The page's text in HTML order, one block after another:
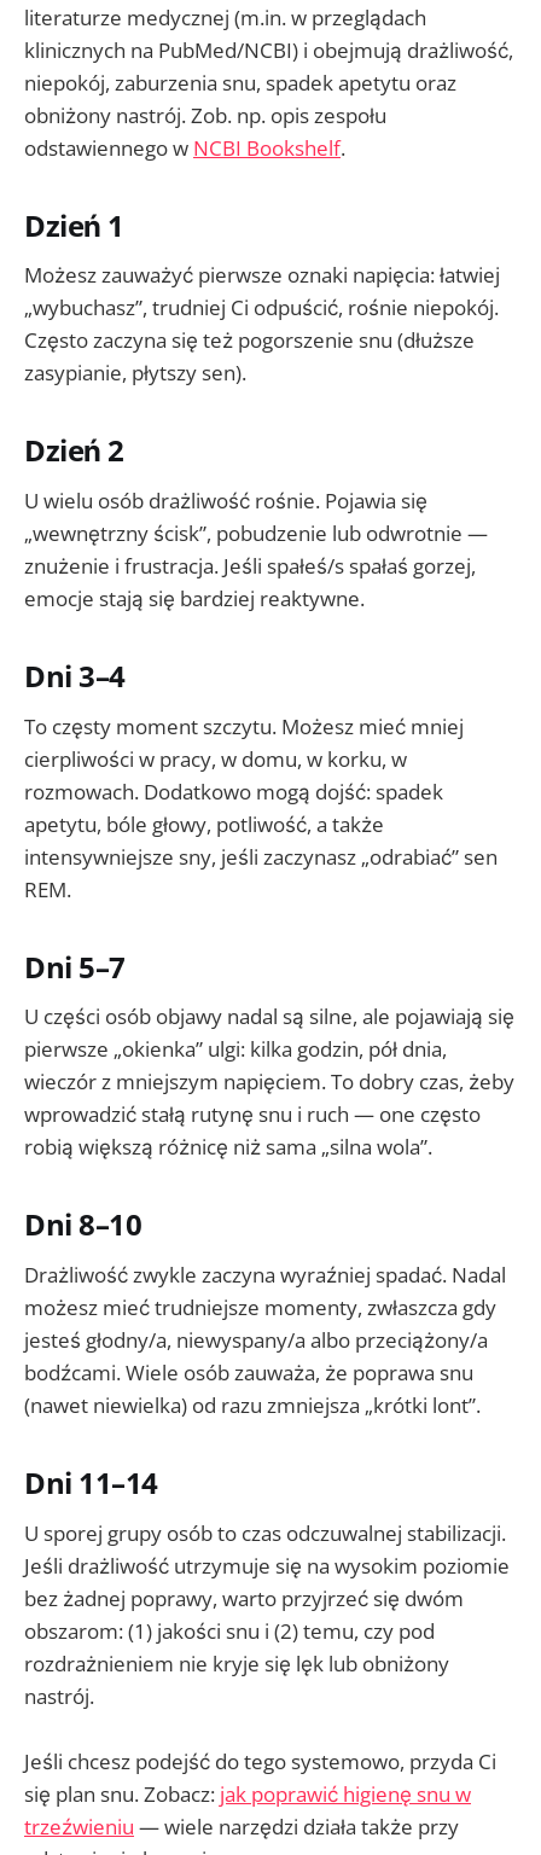
literaturze medycznej (m.in. w przeglądach
klinicznych na PubMed/NCBI) i obejmują drażliwość,
niepokój, zaburzenia snu, spadek apetytu oraz
obniżony nastrój. Zob. np. opis zespołu
odstawiennego w NCBI Bookshelf.
Dzień 1
Możesz zauważyć pierwsze oznaki napięcia: łatwiej
„wybuchasz”, trudniej Ci odpuścić, rośnie niepokój.
Często zaczyna się też pogorszenie snu (dłuższe
zasypianie, płytszy sen).
Dzień 2
U wielu osób drażliwość rośnie. Pojawia się
„wewnętrzny ścisk”, pobudzenie lub odwrotnie —
znużenie i frustracja. Jeśli spałeś/s spałaś gorzej,
emocje stają się bardziej reaktywne.
Dni 3–4
To częsty moment szczytu. Możesz mieć mniej
cierpliwości w pracy, w domu, w korku, w
rozmowach. Dodatkowo mogą dojść: spadek
apetytu, bóle głowy, potliwość, a także
intensywniejsze sny, jeśli zaczynasz „odrabiać” sen
REM.
Dni 5–7
U części osób objawy nadal są silne, ale pojawiają się
pierwsze „okienka” ulgi: kilka godzin, pół dnia,
wieczór z mniejszym napięciem. To dobry czas, żeby
wprowadzić stałą rutynę snu i ruch — one często
robią większą różnicę niż sama „silna wola”.
Dni 8–10
Drażliwość zwykle zaczyna wyraźniej spadać. Nadal
możesz mieć trudniejsze momenty, zwłaszcza gdy
jesteś głodny/a, niewyspany/a albo przeciążony/a
bodźcami. Wiele osób zauważa, że poprawa snu
(nawet niewielka) od razu zmniejsza „krótki lont”.
Dni 11–14
U sporej grupy osób to czas odczuwalnej stabilizacji.
Jeśli drażliwość utrzymuje się na wysokim poziomie
bez żadnej poprawy, warto przyjrzeć się dwóm
obszarom: (1) jakości snu i (2) temu, czy pod
rozdrażnieniem nie kryje się lęk lub obniżony
nastrój.
Jeśli chcesz podejść do tego systemowo, przyda Ci
się plan snu. Zobacz: jak poprawić higienę snu w
trzeźwieniu — wiele narzędzi działa także przy